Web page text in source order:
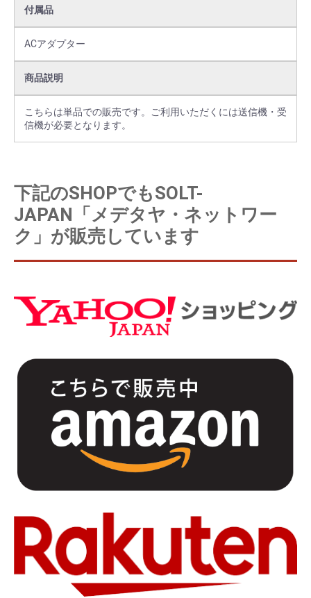
付属品
ACアダプター
商品説明
こちらは単品での販売です。ご利用いただくには送信機・受
信機が必要となります。
下記のSHOPでもSOLT-
JAPAN「メデタヤ・ネットワー
ク」が販売しています